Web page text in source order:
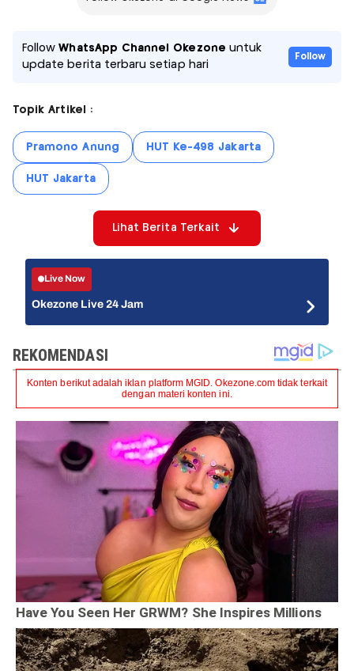
FollowWhatsApp Channel Okezone untuk
update berita terbaru setiap hari
Follow
Topik Artikel :
Pramono Anung HUT Ke-498 Jakarta
HUT Jakarta
Lihat Berita Terkait
Live Now
Okezone Live 24 Jam